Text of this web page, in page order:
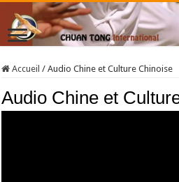
Accueil / Audio Chine et Culture Chinoise
Audio Chine et